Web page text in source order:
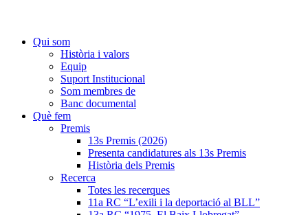
Qui som
Història i valors
Equip
Suport Institucional
Som membres de
Banc documental
Què fem
Premis
13s Premis (2026)
Presenta candidatures als 13s Premis
Història dels Premis
Recerca
Totes les recerques
11a RC “L’exili i la deportació al BLL”